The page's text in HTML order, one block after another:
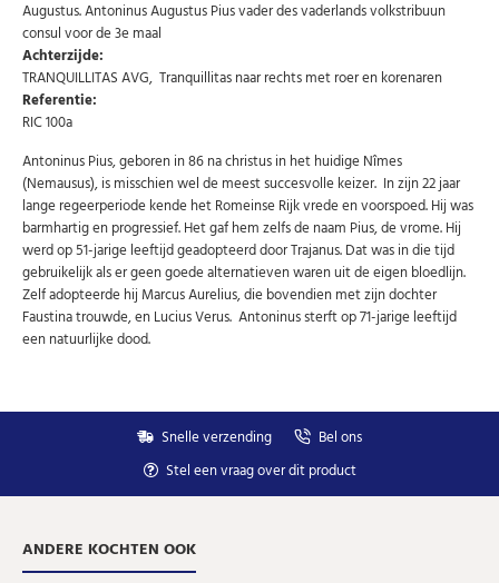
Abonneer u op onze nieuwsbrief
Uw
email
AANMELDEN
U kunt zich op elk moment weer afmelden via de nieuwsbrief.
Uw gegevens worden niet gedeeld met derden
Niet meer opnieuw tonen.
Augustus. Antoninus Augustus Pius vader des vaderlands volkstribuun
consul voor de 3e maal
Achterzijde:
TRANQUILLITAS AVG, Tranquillitas naar rechts met roer en korenaren
Referentie:
RIC 100a
Antoninus Pius, geboren in 86 na christus in het huidige Nîmes
(Nemausus), is misschien wel de meest succesvolle keizer. In zijn 22 jaar
lange regeerperiode kende het Romeinse Rijk vrede en voorspoed. Hij was
barmhartig en progressief. Het gaf hem zelfs de naam Pius, de vrome. Hij
werd op 51-jarige leeftijd geadopteerd door Trajanus. Dat was in die tijd
gebruikelijk als er geen goede alternatieven waren uit de eigen bloedlijn.
Zelf adopteerde hij Marcus Aurelius, die bovendien met zijn dochter
Faustina trouwde, en Lucius Verus. Antoninus sterft op 71-jarige leeftijd
een natuurlijke dood.
Snelle verzending
Bel ons
Stel een vraag over dit product
ANDERE KOCHTEN OOK